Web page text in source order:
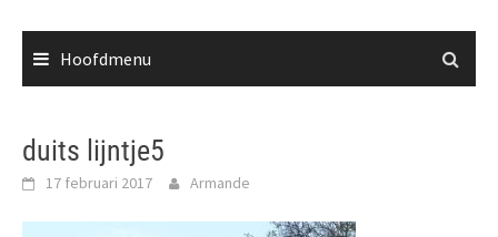
Hoofdmenu
duits lijntje5
17 februari 2017 Armande